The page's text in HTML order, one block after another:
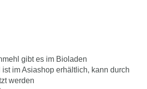
gibt es im Bioladen
ist im Asiashop erhältlich, kann durch
werden